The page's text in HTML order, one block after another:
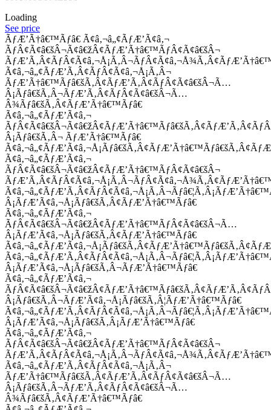
Loading
See price
ÃƒÆ’Ã†â€™Ãƒâ€ Ã¢â‚¬â„¢ÃƒÆ’Ã¢â‚¬
ÃƒÂ¢Ã¢â€šÂ¬Ã¢â€žÂ¢ÃƒÆ’Ã†â€™ÃƒÂ¢Ã¢â€šÂ¬
Ã¢â‚¬â„¢ÃƒÆ’Ã‚Â¢ÃƒÂ¢Ã¢â‚¬Å¡Ã‚Â¬
ÃƒÆ’Ã†â€™Ãƒâ€šÃ‚Â¢ÃƒÆ’Ã‚Â¢ÃƒÂ¢Ã¢â€šÂ¬Ã…
Â¡Ãƒâ€šÃ‚Â¬ÃƒÆ’Ã‚Â¢ÃƒÂ¢Ã¢â€šÂ¬Ã…
Â¾Ãƒâ€šÃ‚Â¢ÃƒÆ’Ã†â€™Ãƒâ€
Ã¢â‚¬â„¢ÃƒÆ’Ã¢â‚¬
Â¡Ãƒâ€šÃ‚Â¬ ÃƒÆ’Ã†â€™Ãƒâ€
Ã¢â‚¬â„¢ÃƒÆ’Ã¢â‚¬
ÃƒÂ¢Ã¢â€šÂ¬Ã¢â€žÂ¢ÃƒÆ’Ã†â€™ÃƒÂ¢Ã¢â€šÂ¬
Â¡ÃƒÆ’Ã¢â‚¬Å¡Ãƒâ€šÃ‚Â¢ÃƒÆ’Ã†â€™Ãƒâ€
Ã¢â‚¬â„¢ÃƒÆ’Ã¢â‚¬
ÃƒÂ¢Ã¢â€šÂ¬Ã¢â€žÂ¢ÃƒÆ’Ã†â€™ÃƒÂ¢Ã¢â€šÂ¬Ã…
Â¡ÃƒÆ’Ã¢â‚¬Å¡Ãƒâ€šÃ‚Â¢ÃƒÆ’Ã†â€™Ãƒâ€
Â¡ÃƒÆ’Ã¢â‚¬Å¡Ãƒâ€šÃ‚Â¬ÃƒÆ’Ã†â€™Ãƒâ€
Ã¢â‚¬â„¢ÃƒÆ’Ã¢â‚¬
Â¡Ãƒâ€šÃ‚Â¬ÃƒÆ’Ã¢â‚¬Å¡Ãƒâ€šÃ‚Â¦ÃƒÆ’Ã†â€™Ãƒâ€
Â¡ÃƒÆ’Ã¢â‚¬Å¡Ãƒâ€šÃ‚Â¡ÃƒÆ’Ã†â€™Ãƒâ€
Ã¢â‚¬â„¢ÃƒÆ’Ã¢â‚¬
ÃƒÂ¢Ã¢â€šÂ¬Ã¢â€žÂ¢ÃƒÆ’Ã†â€™ÃƒÂ¢Ã¢â€šÂ¬
Ã¢â‚¬â„¢ÃƒÆ’Ã‚Â¢ÃƒÂ¢Ã¢â‚¬Å¡Ã‚Â¬
ÃƒÆ’Ã†â€™Ãƒâ€šÃ‚Â¢ÃƒÆ’Ã‚Â¢ÃƒÂ¢Ã¢â€šÂ¬Ã…
Â¡Ãƒâ€šÃ‚Â¬ÃƒÆ’Ã‚Â¢ÃƒÂ¢Ã¢â€šÂ¬Ã…
Â¾Ãƒâ€šÃ‚Â¢ÃƒÆ’Ã†â€™Ãƒâ€